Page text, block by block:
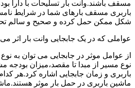
مسقف باشند.وانت بار تسلیحات با دارا
باربری مسقف بارهای شما در شرایط
شکل ممکن حمل کرده و صحیح و سالم
عواملی که در یک جابجایی وانت بار اثر می
از عوامل موثر در جابجایی می توان به
نوع مسیر از مبدا تا مقصد،میزان
باربری و زمان جابجایی اشاره کرد.هر
ماشین باربری در حمل بار موثر